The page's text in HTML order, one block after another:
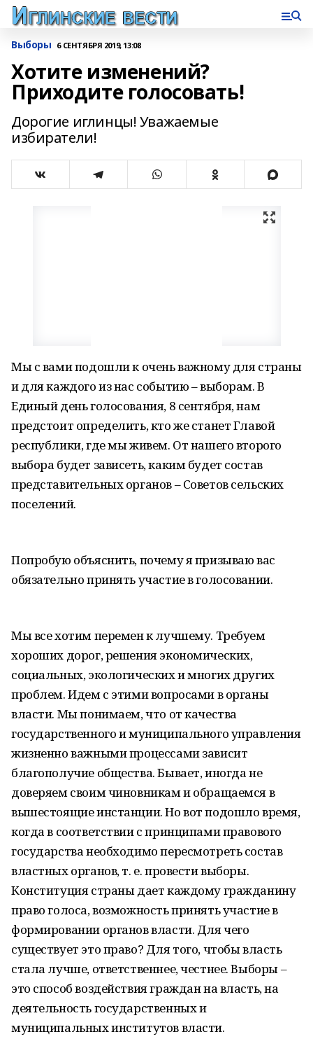
Выборы 6 СЕНТЯБРЯ 2019, 13:08
Хотите изменений?
Приходите голосовать!
Дорогие иглинцы! Уважаемые
избиратели!
Мы с вами подошли к очень важному для страны
и для каждого из нас событию – выборам. В
Единый день голосования, 8 сентября, нам
предстоит определить, кто же станет Главой
республики, где мы живем. От нашего второго
выбора будет зависеть, каким будет состав
представительных органов – Советов сельских
поселений.
Попробую объяснить, почему я призываю вас
обязательно принять участие в голосовании.
Мы все хотим перемен к лучшему. Требуем
хороших дорог, решения экономических,
социальных, экологических и многих других
проблем. Идем с этими вопросами в органы
власти. Мы понимаем, что от качества
государственного и муниципального управления
жизненно важными процессами зависит
благополучие общества. Бывает, иногда не
доверяем своим чиновникам и обращаемся в
вышестоящие инстанции. Но вот подошло время,
когда в соответствии с принципами правового
государства необходимо пересмотреть состав
властных органов, т. е. провести выборы.
Конституция страны дает каждому гражданину
право голоса, возможность принять участие в
формировании органов власти. Для чего
существует это право? Для того, чтобы власть
стала лучше, ответственнее, честнее. Выборы –
это способ воздействия граждан на власть, на
деятельность государственных и
муниципальных институтов власти.